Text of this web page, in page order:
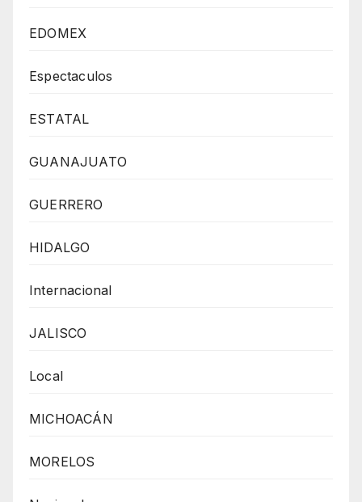
EDOMEX
Espectaculos
ESTATAL
GUANAJUATO
GUERRERO
HIDALGO
Internacional
JALISCO
Local
MICHOACÁN
MORELOS